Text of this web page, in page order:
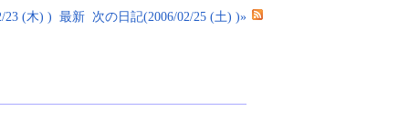
23 (木) ) 最新 次の日記(2006/02/25 (土) )»